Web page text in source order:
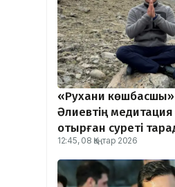
«Рухани
Әлиевтің
отырған суреті
12:45, 08 Қаңтар 2026